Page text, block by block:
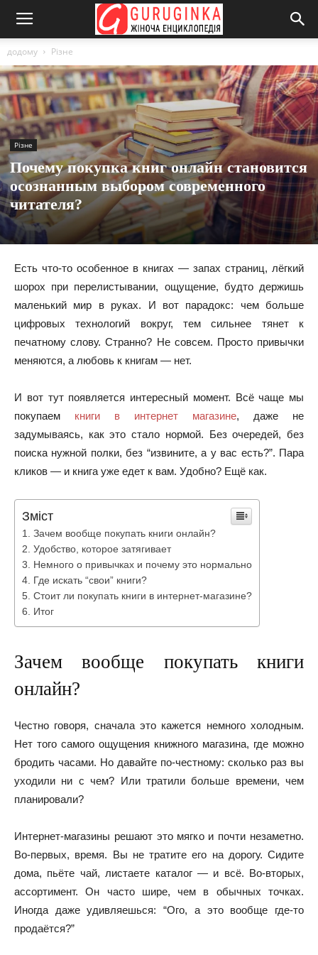
додому Різне
Різне
Почему покупка книг онлайн становится
осознанным выбором современного
читателя?
Есть что-то особенное в книгах — запах страниц, лёгкий
шорох при перелистывании, ощущение, будто держишь
маленький мир в руках. И вот парадокс: чем больше
цифровых технологий вокруг, тем сильнее тянет к
печатному слову. Странно? Не совсем. Просто привычки
меняются, а любовь к книгам — нет.
И вот тут появляется интересный момент. Всё чаще мы
покупаем книги в интернет магазине, даже не
задумываясь, как это стало нормой. Без очередей, без
поиска нужной полки, без “извините, а у вас есть?”. Пара
кликов — и книга уже едет к вам. Удобно? Ещё как.
Зміст
Зачем вообще покупать книги онлайн?
Удобство, которое затягивает
Немного о привычках и почему это нормально
Где искать “свои” книги?
Стоит ли покупать книги в интернет-магазине?
Итог
Зачем вообще покупать книги
онлайн?
Честно говоря, сначала это кажется немного холодным.
Нет того самого ощущения книжного магазина, где можно
бродить часами. Но давайте по-честному: сколько раз вы
уходили ни с чем? Или тратили больше времени, чем
планировали?
Интернет-магазины решают это мягко и почти незаметно.
Во-первых, время. Вы не тратите его на дорогу. Сидите
дома, пьёте чай, листаете каталог — и всё. Во-вторых,
ассортимент. Он часто шире, чем в обычных точках.
Иногда даже удивляешься: “Ого, а это вообще где-то
продаётся?”